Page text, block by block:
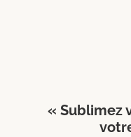
« Sublimez